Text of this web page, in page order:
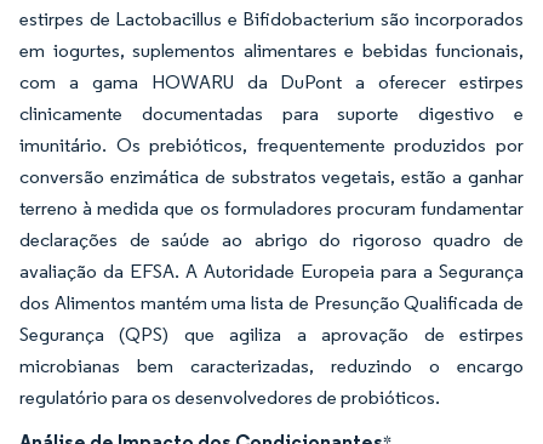
estirpes de Lactobacillus e Bifidobacterium são incorporados
em iogurtes, suplementos alimentares e bebidas funcionais,
com a gama HOWARU da DuPont a oferecer estirpes
clinicamente documentadas para suporte digestivo e
imunitário. Os prebióticos, frequentemente produzidos por
conversão enzimática de substratos vegetais, estão a ganhar
terreno à medida que os formuladores procuram fundamentar
declarações de saúde ao abrigo do rigoroso quadro de
avaliação da EFSA. A Autoridade Europeia para a Segurança
dos Alimentos mantém uma lista de Presunção Qualificada de
Segurança (QPS) que agiliza a aprovação de estirpes
microbianas bem caracterizadas, reduzindo o encargo
regulatório para os desenvolvedores de probióticos.